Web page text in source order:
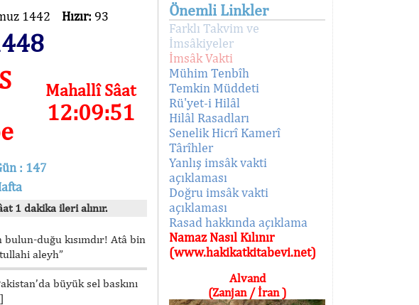
1442 Hızır: 93
Mahallî Sâat
12:09:51
: 147
1 dakika ileri alınır.
duğu kısımdır! Atâ bin
aleyh”
büyük sel baskını
Önemli Linkler
Farklı Takvim ve
İmsâkiyeler
İmsâk Vakti
Mühim Tenbîh
Temkin Müddeti
Rü'yet-i Hilâl
Hilâl Rasadları
Senelik Hicrî Kamerî
Târîhler
Yanlış imsâk vakti
açıklaması
Doğru imsâk vakti
açıklaması
Rasad hakkında açıklama
Namaz Nasıl Kılınır
(www.hakikatkitabevi.net)
Alvand
(Zanjan / İran )